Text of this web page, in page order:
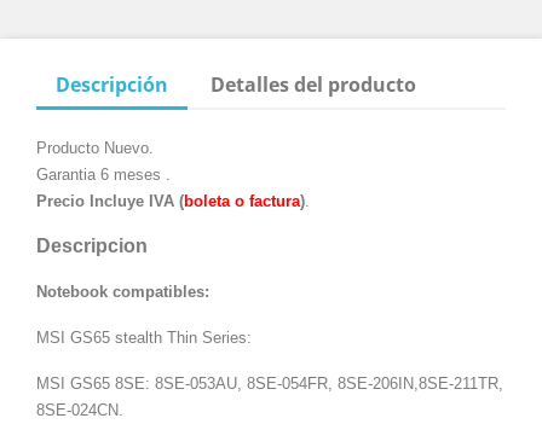
Descripción Detalles del producto
Producto Nuevo.
Garantia 6 meses .
Precio Incluye IVA (boleta o factura)
Descripcion
Notebook compatibles:
MSI GS65 stealth Thin Series:
MSI GS65 8SE: 8SE-053AU, 8SE-054FR, 8SE-206IN,8SE-211TR,
8SE-024CN.